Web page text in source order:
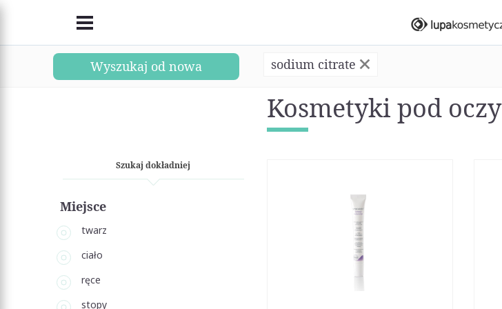
Kosmetyki pod oczy
Wyszukaj od nowa sodium citrate
Szukaj dokładniej
Miejsce
twarz
ciało
ręce
stopy